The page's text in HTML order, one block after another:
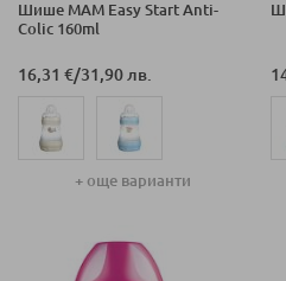
Шише MAM Easy Start Anti-
Colic 160ml
16,31 €/31,90 лв.
+ още варианти